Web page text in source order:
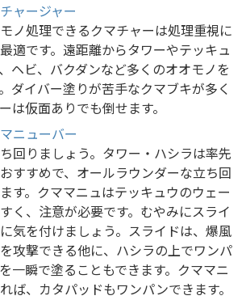
ャージャー
ノ処理できるクマチャーは処理重視に
適です。遠距離からタワーやテッキュ
ヘビ、バクダンなど多くのオオモノを
ダイバー塗りが苦手なクマブキが多く
は仮面ありでも倒せます。
ニューバー
回りましょう。タワー・ハシラは率先
すすめで、オールラウンダーな立ち回
す。クママニュはテッキュウのウェー
く、注意が必要です。むやみにスライ
気を付けましょう。スライドは、爆風
攻撃できる他に、ハシラの上でワンパ
一瞬で塗ることもできます。クママニ
ば、カタパッドもワンパンできます。